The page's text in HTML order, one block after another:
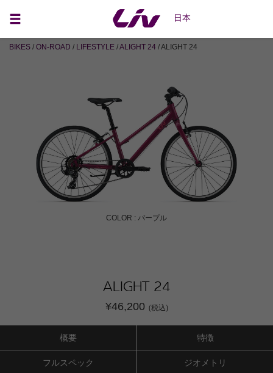
日本
BIKES / ON-ROAD / LIFESTYLE /ALIGHT 24 / ALIGHT 24
COLOR : パープル
ALIGHT 24
¥46,200 (税込)
概要 特徴
フルスペック ジオメトリ